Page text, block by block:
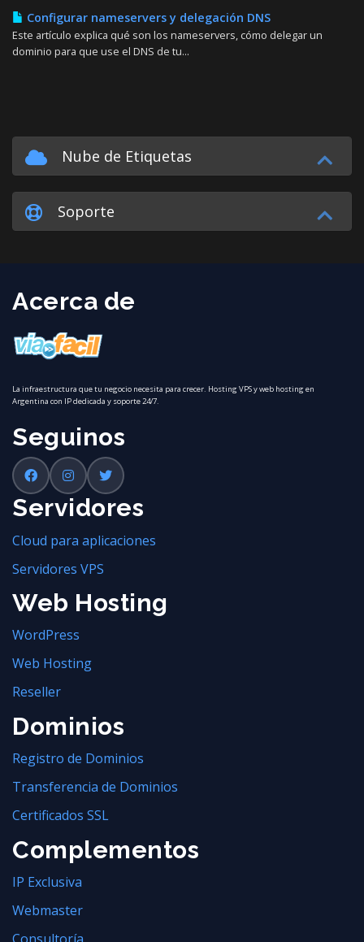
Configurar nameservers y delegación DNS
Este artículo explica qué son los nameservers, cómo delegar un
dominio para que use el DNS de tu...
Nube de Etiquetas
Soporte
Acerca de
La infraestructura que tu negocio necesita para crecer. Hosting VPS y web hosting en
Argentina con IP dedicada y soporte 24/7.
Seguinos
Servidores
Cloud para aplicaciones
Servidores VPS
Web Hosting
WordPress
Web Hosting
Reseller
Dominios
Registro de Dominios
Transferencia de Dominios
Certificados SSL
Complementos
IP Exclusiva
Webmaster